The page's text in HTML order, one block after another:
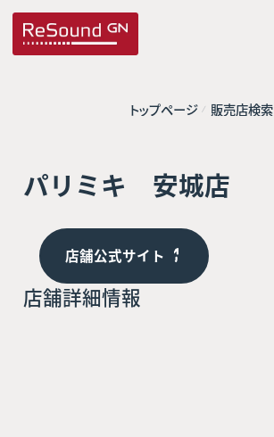
トップページ 販売店検索
パリミキ 安城店
店舗公式サイト
店舗詳細情報